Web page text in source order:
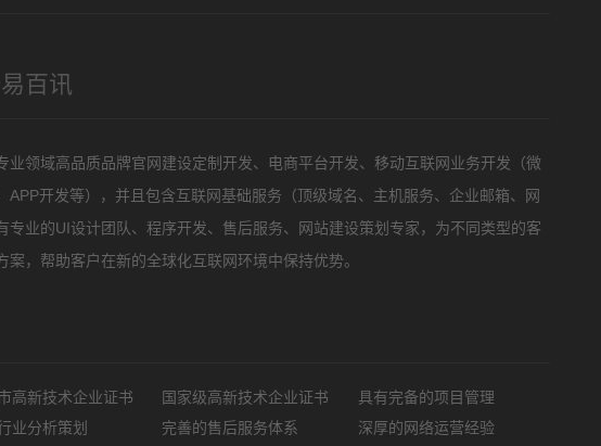
百讯
业领域高品质品牌官网建设定制开发、电商平台开发、移动互联网业务开发（微
APP开发等），并且包含互联网基础服务（顶级域名、主机服务、企业邮箱、网
专业的UI设计团队、程序开发、售后服务、网站建设策划专家，为不同类型的客
，帮助客户在新的全球化互联网环境中保持优势。
高新技术企业证书 国家级高新技术企业证书
具有完备的项目管理
业分析策划 完善的售后服务体系 深厚的网络运营经验